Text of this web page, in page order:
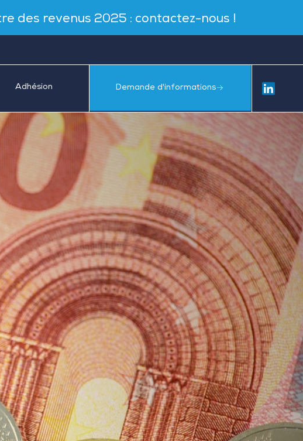
des revenus 2025 : contactez-nous !
Adhésion Demande d'informations